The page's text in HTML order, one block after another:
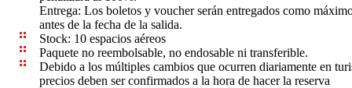
Entrega: Los boletos y voucher serán entregados como
antes de la fecha de la salida.
Stock: 10 espacios aéreos
Paquete no reembolsable, no endosable ni transferible.
Debido a los múltiples cambios que ocurren diariamente en
precios deben ser confirmados a la hora de hacer la reserva